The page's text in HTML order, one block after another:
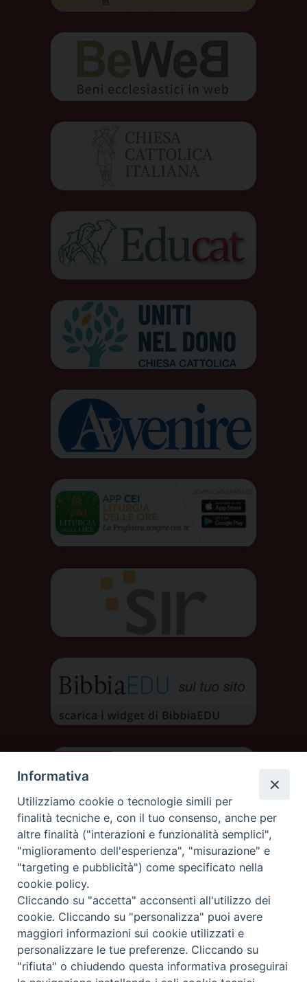
DIOCESI DI AOSTA
DIOCÈSE D'AOSTE
Rue Mgr de Sales 3/A 11100 Aosta
tel. 0165.238515 | fax: 0165.238517
Informativa
Utilizziamo cookie o tecnologie simili per
finalità tecniche e, con il tuo consenso, anche per
altre finalità ("interazioni e funzionalità semplici",
"miglioramento dell'esperienza", "misurazione" e
"targeting e pubblicità") come specificato nella
cookie policy.
Cliccando su "accetta" acconsenti all'utilizzo dei
cookie. Cliccando su "personalizza" puoi avere
maggiori informazioni sui cookie utilizzati e
personalizzare le tue preferenze. Cliccando su
"rifiuta" o chiudendo questa informativa proseguirai